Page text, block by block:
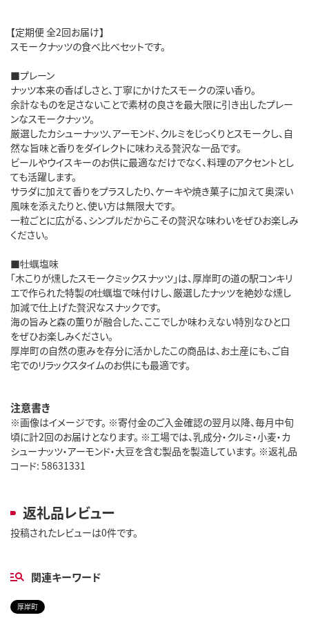
【定期便 全2回お届け】
スモークナッツの食べ比べセットです。
■プレーン
ナッツ本来の香ばしさと、丁寧にかけたスモークの深い香り。
余計なものを足さないことで素材の良さを最大限に引き出したプレー
ンなスモークナッツ。
厳選したカシューナッツ、アーモンド、クルミをじっくりとスモークし、自
然な旨味と香りをダイレクトに味わえる贅沢な一品です。
ビールやウイスキーのお供に最適なだけでなく、料理のアクセントとし
ても活躍します。
サラダに加えて香りをプラスしたり、ケーキや焼き菓子に加えて奥深い
風味を添えたりと、使い方は無限大です。
一粒ごとに広がる、シンプルだからこその贅沢な味わいをぜひお楽しみ
ください。
■牡蠣塩味
「木こりが燻したスモークミックスナッツ」は、厚岸町の道の駅コンキリ
エで作られた特製の牡蠣塩で味付けし、厳選したナッツを絶妙な燻し
加減で仕上げた贅沢なスナックです。
海の旨みと森の薫りが融合した、ここでしか味わえない特別なひと口
をぜひお楽しみください。
厚岸町の自然の恵みを存分に活かしたこの商品は、お土産にも、ご自
宅でのリラックスタイムのお供にも最適です。
注意書き
※画像はイメージです。 ※寄付金のご入金確認の翌月以降、毎月中旬
頃に計2回のお届けとなります。 ※工場では、乳成分・クルミ・小麦・カ
シューナッツ・アーモンド・大豆を含む製品を製造しています。 ※返礼品
コード: 58631331
返礼品レビュー
投稿されたレビューは0件です。
関連キーワード
厚岸町